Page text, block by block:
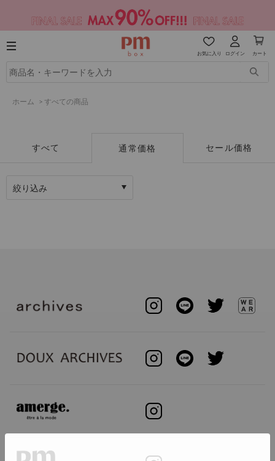
お気に入り ログイン カート
ホーム > すべての商品
すべて 通常価格 セール価格
絞り込み